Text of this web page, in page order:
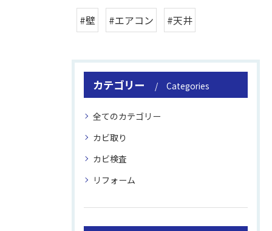
#壁 #エアコン #天井
カテゴリー Categories
全てのカテゴリー
カビ取り
カビ検査
リフォーム